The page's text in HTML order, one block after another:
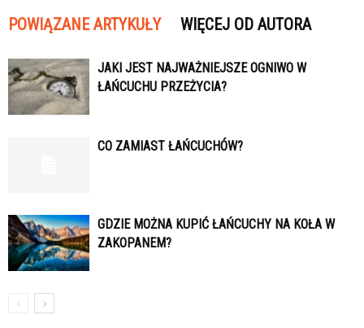
POWIĄZANE ARTYKUŁY WIĘCEJ OD AUTORA
JAKI JEST NAJWAŻNIEJSZE OGNIWO W
ŁAŃCUCHU PRZEŻYCIA?
CO ZAMIAST ŁAŃCUCHÓW?
GDZIE MOŻNA KUPIĆ ŁAŃCUCHY NA KOŁA W
ZAKOPANEM?